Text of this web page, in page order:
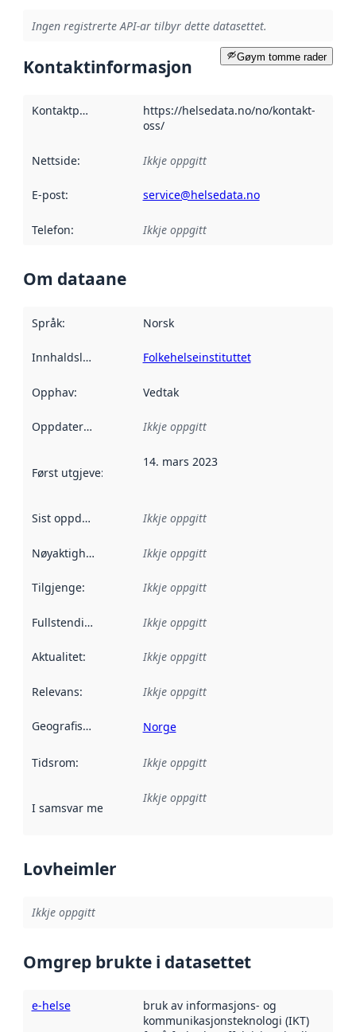
Ingen registrerte API-ar tilbyr dette datasettet.
Gøym tomme rader
Kontaktinformasjon
Kontaktpunkt
https://helsedata.no/no/kontakt-
oss/
Nettside: Ikkje oppgitt
E-post: service@helsedata.no
Telefon: Ikkje oppgitt
Om dataane
Språk: Norsk
Innhaldsleverandørar :
Folkehelseinstituttet
Opphav: Vedtak
Oppdateringsfrekvens :
Ikkje oppgitt
Først utgjeve:
14. mars 2023
Sist oppdatert Ikkje oppgitt
Nøyaktigheit Ikkje oppgitt
Tilgjenge: Ikkje oppgitt
Fullstendigheit Ikkje oppgitt
Aktualitet: Ikkje oppgitt
Relevans: Ikkje oppgitt
Geografisk område Norge
Tidsrom: Ikkje oppgitt
I samsvar med Referanse til ei implementeringsregel eller
Ikkje oppgitt
Lovheimler
Ikkje oppgitt
Omgrep brukte i datasettet
e-helse
bruk av informasjons- og
kommunikasjonsteknologi (IKT)